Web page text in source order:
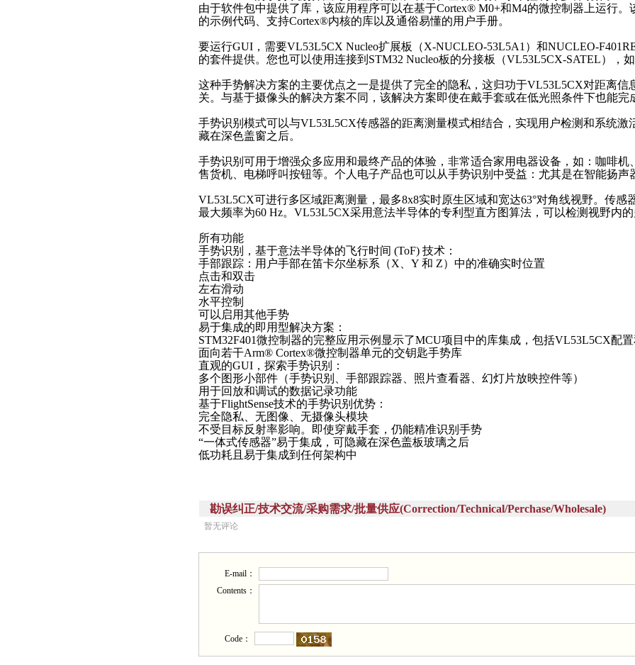
由于软件包中提供了库，该应用程序可以在基于Cortex® M0+和M4的微控制器上运行
的示例代码、支持Cortex®内核的库以及通俗易懂的用户手册。
要运行GUI，需要VL53L5CX Nucleo扩展板（X-NUCLEO-53L5A1）和NUCLEO-
的套件提供。您也可以使用连接到STM32 Nucleo板的分接板（VL53L5CX-SATEL），
这种手势解决方案的主要优点之一是提供了完全的隐私，这归功于VL53L5CX对距离
关。与基于摄像头的解决方案不同，该解决方案即使在戴手套或在低光照条件下也能完
手势识别模式可以与VL53L5CX传感器的距离测量模式相结合，实现用户检测和系统
藏在深色盖窗之后。
手势识别可用于增强众多应用和最终产品的体验，非常适合家用电器设备，如：咖啡
售货机、电梯呼叫按钮等。个人电子产品也可以从手势识别中受益：尤其是在智能扬声
VL53L5CX可进行多区域距离测量，最多8x8实时原生区域和宽达63°对角线视野。传感
最大频率为60 Hz。VL53L5CX采用意法半导体的专利型直方图算法，可以检测视野内的
所有功能
手势识别，基于意法半导体的飞行时间 (ToF) 技术：
手部跟踪：用户手部在笛卡尔坐标系（X、Y 和 Z）中的准确实时位置
点击和双击
左右滑动
水平控制
可以启用其他手势
易于集成的即用型解决方案：
STM32F401微控制器的完整应用示例显示了MCU项目中的库集成，包括VL53L5CX配
面向若干Arm® Cortex®微控制器单元的交钥匙手势库
直观的GUI，探索手势识别：
多个图形小部件（手势识别、手部跟踪器、照片查看器、幻灯片放映控件等）
用于回放和调试的数据记录功能
基于FlightSense技术的手势识别优势：
完全隐私、无图像、无摄像头模块
不受目标反射率影响。即使穿戴手套，仍能精准识别手势
“一体式传感器”易于集成，可隐藏在深色盖板玻璃之后
低功耗且易于集成到任何架构中
勘误纠正/技术交流/采购需求/批量供应(Correction/Technical/Perchase/Wholesale)
暂无评论
E-mail：
Contents：
Code：